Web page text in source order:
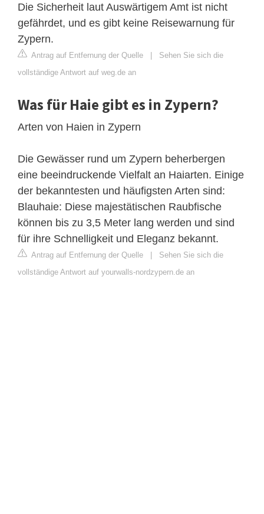
Die Sicherheit laut Auswärtigem Amt ist nicht
gefährdet, und es gibt keine Reisewarnung für
Zypern.
Antrag auf Entfernung der Quelle | Sehen Sie sich die
vollständige Antwort auf weg.de an
Was für Haie gibt es in Zypern?
Arten von Haien in Zypern
Die Gewässer rund um Zypern beherbergen
eine beeindruckende Vielfalt an Haiarten. Einige
der bekanntesten und häufigsten Arten sind:
Blauhaie: Diese majestätischen Raubfische
können bis zu 3,5 Meter lang werden und sind
für ihre Schnelligkeit und Eleganz bekannt.
Antrag auf Entfernung der Quelle | Sehen Sie sich die
vollständige Antwort auf yourwalls-nordzypern.de an